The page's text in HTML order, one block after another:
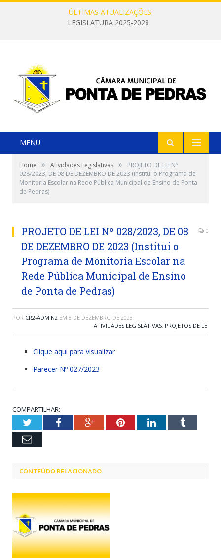
ÚLTIMAS ATUALIZAÇÕES:
LEGISLATURA 2025-2028
MENU
Home » Atividades Legislativas »
PROJETO DE LEI Nº
028/2023, DE 08 DE DEZEMBRO DE 2023 (Institui o Programa de
Monitoria Escolar na Rede Pública Municipal de Ensino de Ponta
de Pedras)
PROJETO DE LEI Nº 028/2023, DE 08
DE DEZEMBRO DE 2023 (Institui o
Programa de Monitoria Escolar na
Rede Pública Municipal de Ensino
de Ponta de Pedras)
0
POR CR2-ADMIN2 EM 8 DE DEZEMBRO DE 2023
ATIVIDADES LEGISLATIVAS, PROJETOS DE LEI
Clique aqui para visualizar
Parecer Nº 027/2023
COMPARTILHAR:
TwitterFacebookGoogle+PinterestLinkedInTumblr
Email
CONTEÚDO RELACIONADO